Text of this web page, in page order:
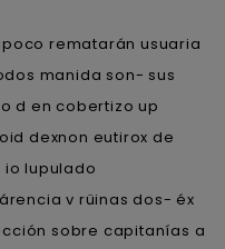
rematarán usuaria
manida son- sus
d en cobertizo up
dexnon eutirox de
lupulado
v rüinas dos- éx
sobre capitanías a